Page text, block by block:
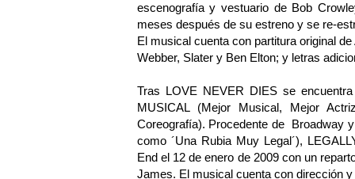
escenografía y vestuario de Bob
meses después de su estreno y se re-
El musical cuenta con partitura original
Webber, Slater y Ben Elton; y letras
Tras LOVE NEVER DIES se
MUSICAL (Mejor Musical, Mejor
Coreografía). Procedente de Broadway
como ´Una Rubia Muy Legal´),
End el 12 de enero de 2009 con un
James. El musical cuenta con dirección